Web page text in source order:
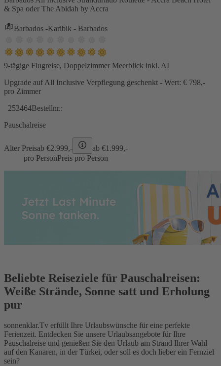
& Spa oder The Abidah by Accra
Barbados -Karibik - Barbados
9-tägige Flugreise, Doppelzimmer Meerblick inkl. AI
Upgrade auf All Inclusive Verpflegung geschenkt - Wert: € 798,-
pro Zimmer
253464Bestellnr.:
Pauschalreise
Alter Preisab €2.999,- ab €1.999,-
pro PersonPreis pro Person
Beliebte Reiseziele für Pauschalreisen:
Weiße Strände, Sonne satt und Erholung
pur
sonnenklar.Tv erfüllt Ihre Urlaubswünsche für eine perfekte
Ferienzeit. Entdecken Sie unsere Urlaubsangebote für Ihre
Pauschalreise und genießen Sie den Urlaub am Strand Ihrer Wahl
auf den Kanaren, in der Türkei, oder soll es doch lieber ein Fernziel
sein?